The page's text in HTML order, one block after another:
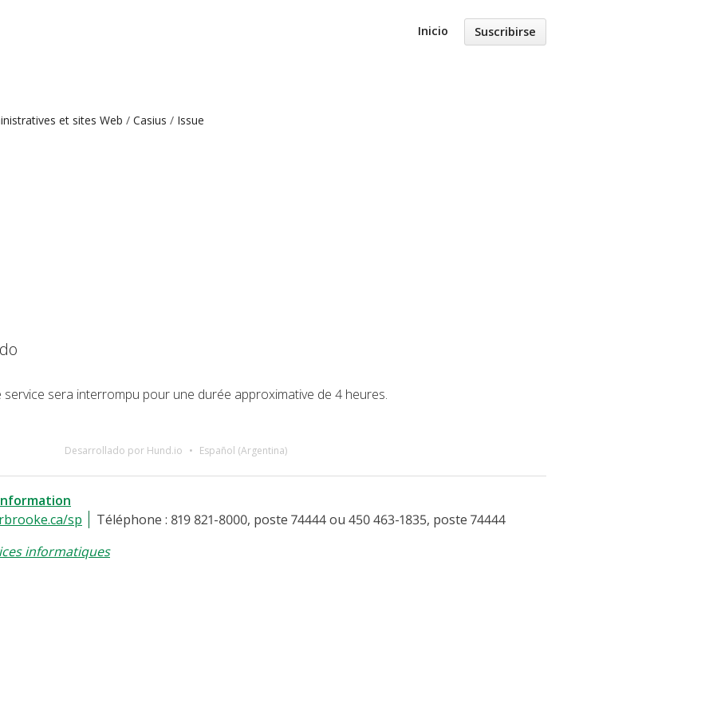
Inicio Suscribirse
et sites Web Casius Issue
service sera interrompu pour une durée approximative de 4 heures.
Desarrollado por Hund.io Español (Argentina)
sp
Téléphone : 819 821-8000, poste 74444 ou 450 463-1835, poste 74444
informatiques